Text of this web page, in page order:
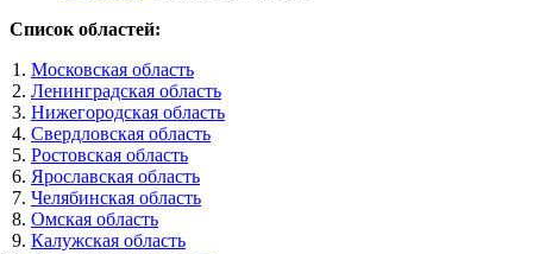
Список областей:
Московская область
Ленинградская область
Нижегородская область
Свердловская область
Ростовская область
Ярославская область
Челябинская область
Омская область
Калужская область